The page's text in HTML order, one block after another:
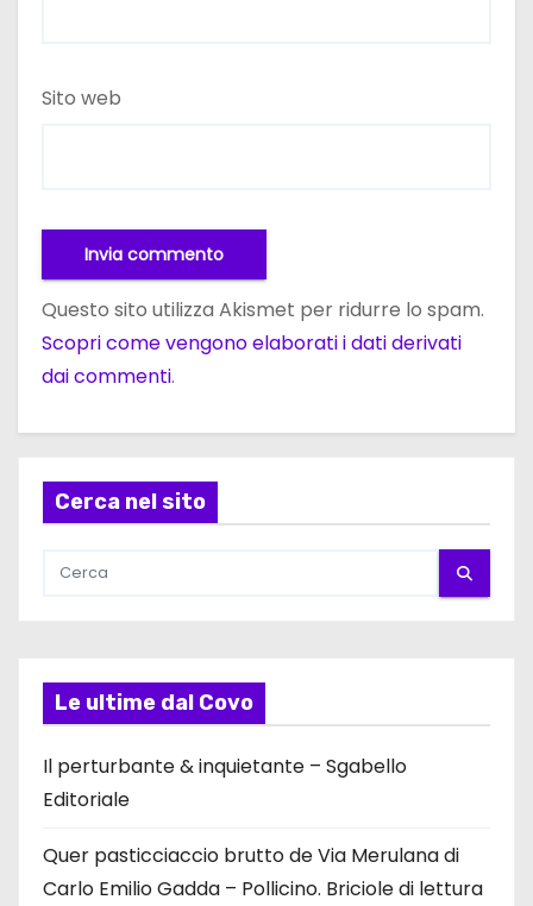
Sito web
Questo sito utilizza Akismet per ridurre lo spam.
Scopri come vengono elaborati i dati derivati
dai commenti.
Cerca nel sito
Le ultime dal Covo
Il perturbante & inquietante – Sgabello
Editoriale
Quer pasticciaccio brutto de Via Merulana di
Carlo Emilio Gadda – Pollicino. Briciole di lettura